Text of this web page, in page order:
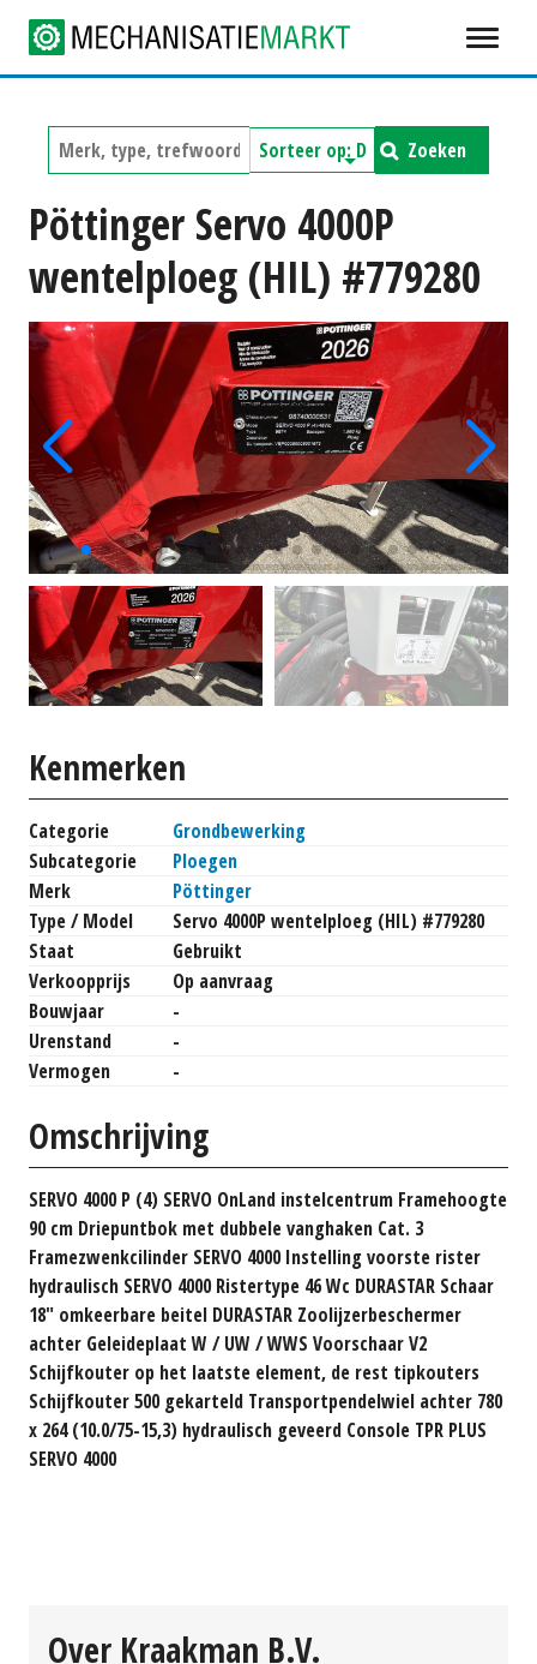
Zoeken
Pöttinger Servo 4000P
wentelploeg (HIL) #779280
Kenmerken
Categorie
Grondbewerking
Subcategorie
Ploegen
Merk
Pöttinger
Type / Model
Servo 4000P wentelploeg (HIL) #779280
Staat
Gebruikt
Verkoopprijs
Op aanvraag
Bouwjaar
-
Urenstand
-
Vermogen
-
Omschrijving
SERVO 4000 P (4) SERVO OnLand instelcentrum Framehoogte
90 cm Driepuntbok met dubbele vanghaken Cat. 3
Framezwenkcilinder SERVO 4000 Instelling voorste rister
hydraulisch SERVO 4000 Ristertype 46 Wc DURASTAR Schaar
18" omkeerbare beitel DURASTAR Zoolijzerbeschermer
achter Geleideplaat W / UW / WWS Voorschaar V2
Schijfkouter op het laatste element, de rest tipkouters
Schijfkouter 500 gekarteld Transportpendelwiel achter 780
x 264 (10.0/75-15,3) hydraulisch geveerd Console TPR PLUS
SERVO 4000
Over Kraakman B.V.